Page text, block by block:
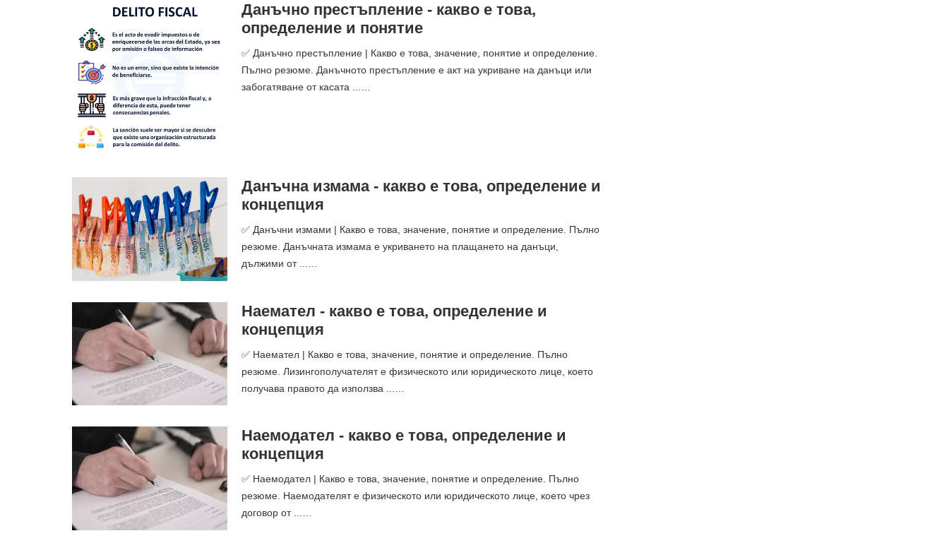
Данъчно престъпление - какво е това,
определение и понятие
✅ Данъчно престъпление | Какво е това, значение, понятие и определение.
Пълно резюме. Данъчното престъпление е акт на укриване на данъци или
забогатяване от касата ...…
Данъчна измама - какво е това, определение и
концепция
✅ Данъчни измами | Какво е това, значение, понятие и определение. Пълно
резюме. Данъчната измама е укриването на плащането на данъци,
дължими от ...…
Наемател - какво е това, определение и
концепция
✅ Наемател | Какво е това, значение, понятие и определение. Пълно
резюме. Лизингополучателят е физическото или юридическото лице, което
получава правото да използва ...…
Наемодател - какво е това, определение и
концепция
✅ Наемодател | Какво е това, значение, понятие и определение. Пълно
резюме. Наемодателят е физическото или юридическото лице, което чрез
договор от ...…